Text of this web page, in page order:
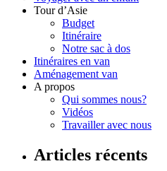
Tour d’Asie
Budget
Itinéraire
Notre sac à dos
Itinéraires en van
Aménagement van
A propos
Qui sommes nous?
Vidéos
Travailler avec nous
Articles récents